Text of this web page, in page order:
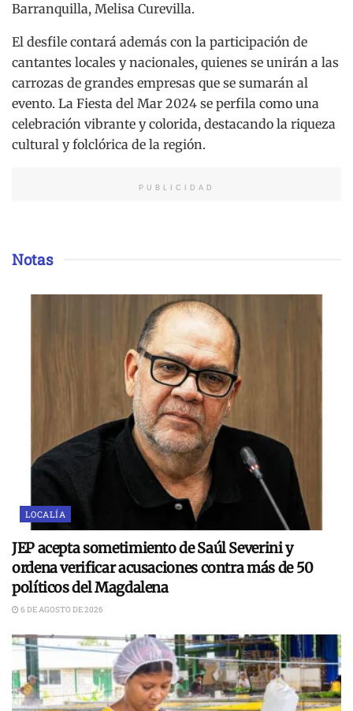
Barranquilla, Melisa Curevilla.
El desfile contará además con la participación de
cantantes locales y nacionales, quienes se unirán a las
carrozas de grandes empresas que se sumarán al
evento. La Fiesta del Mar 2024 se perfila como una
celebración vibrante y colorida, destacando la riqueza
cultural y folclórica de la región.
PUBLICIDAD
Notas
LOCALÍA
JEP acepta sometimiento de Saúl Severini y
ordena verificar acusaciones contra más de 50
políticos del Magdalena
6 DE AGOSTO DE 2026